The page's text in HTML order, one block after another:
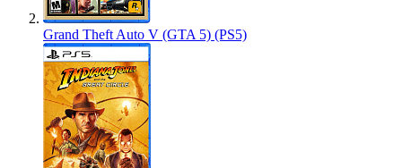
Grand Theft Auto V (GTA 5) (PS5)